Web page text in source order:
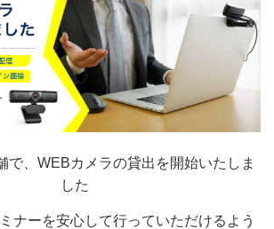
で、WEBカメラの貸出を開始いたしま
した
ナーを安心して行っていただけるよう